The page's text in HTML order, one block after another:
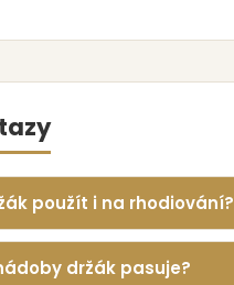
použít i na rhodiování?
držák pasuje?